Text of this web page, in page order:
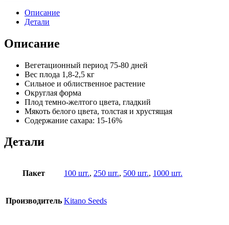
Facebook
Описание
Детали
Описание
Вегетационный период 75-80 дней
Вес плода 1,8-2,5 кг
Сильное и облиственное растение
Округлая форма
Плод темно-желтого цвета, гладкий
Мякоть белого цвета, толстая и хрустящая
Содержание сахара: 15-16%
Детали
Пакет 100 шт., 250 шт., 500 шт., 1000 шт.
Производитель Kitano Seeds